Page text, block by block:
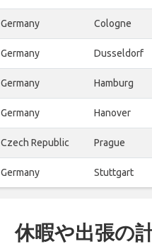
Germany Cologne
Germany Dusseldorf
Germany Hamburg
Germany Hanover
Czech Republic Prague
Germany Stuttgart
休暇や出張の